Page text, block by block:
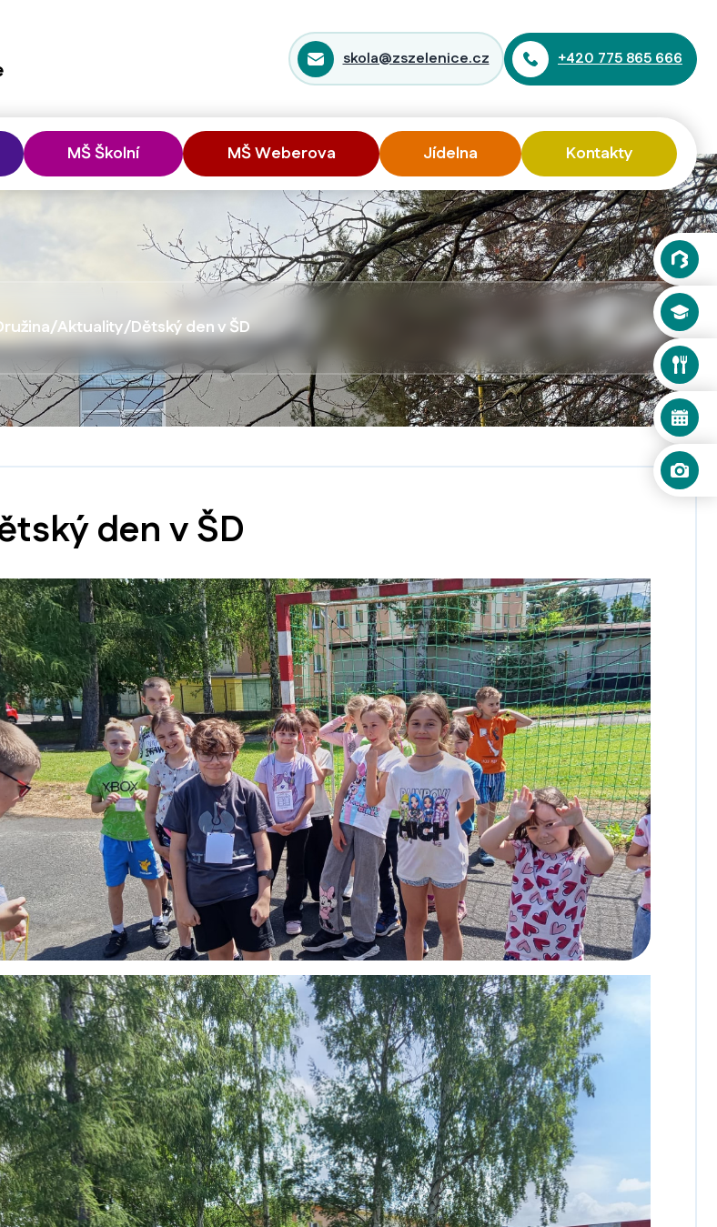
skola@zszelenice.cz +420 775 865 666
MŠ Školní MŠ Weberova Jídelna Kontakty
/Aktuality/Dětský den v ŠD
den v ŠD